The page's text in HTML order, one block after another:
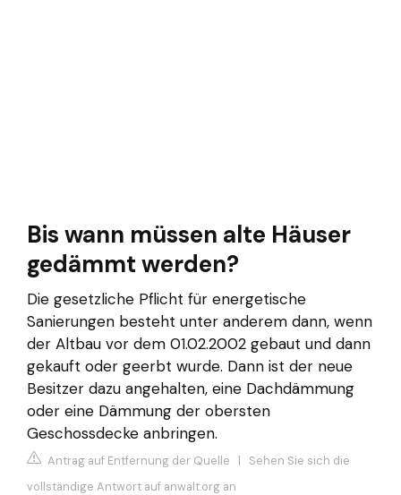
Bis wann müssen alte Häuser
gedämmt werden?
Die gesetzliche Pflicht für energetische
Sanierungen besteht unter anderem dann, wenn
der Altbau vor dem 01.02.2002 gebaut und dann
gekauft oder geerbt wurde. Dann ist der neue
Besitzer dazu angehalten, eine Dachdämmung
oder eine Dämmung der obersten
Geschossdecke anbringen.
Antrag auf Entfernung der Quelle | Sehen Sie sich die
vollständige Antwort auf anwalt.org an